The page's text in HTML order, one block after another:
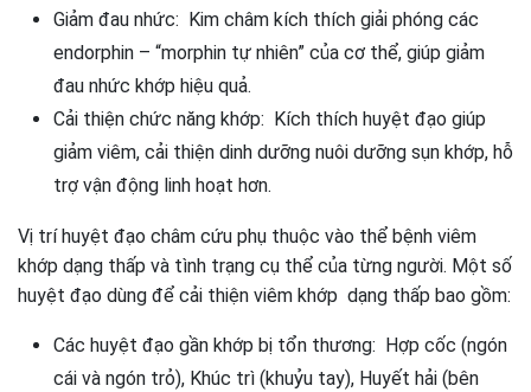
Giảm đau nhức: Kim châm kích thích giải phóng các
endorphin – “morphin tự nhiên” của cơ thể, giúp giảm
đau nhức khớp hiệu quả.
Cải thiện chức năng khớp: Kích thích huyệt đạo giúp
giảm viêm, cải thiện dinh dưỡng nuôi dưỡng sụn khớp, hỗ
trợ vận động linh hoạt hơn.
Vị trí huyệt đạo châm cứu phụ thuộc vào thể bệnh viêm
khớp dạng thấp và tình trạng cụ thể của từng người. Một số
huyệt đạo dùng để cải thiện viêm khớp dạng thấp bao gồm:
Các huyệt đạo gần khớp bị tổn thương: Hợp cốc (ngón
cái và ngón trỏ), Khúc trì (khuỷu tay), Huyết hải (bên